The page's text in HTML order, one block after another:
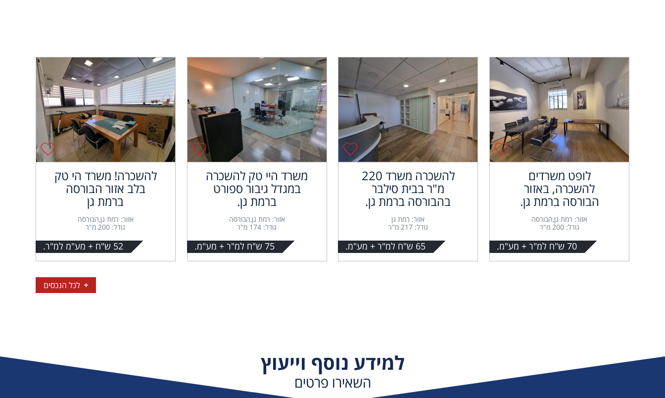
לופט משרדים
להשכרה, באזור
הבורסה ברמת גן.
אזור: רמת גן,הבורסה
גודל: 200 מ"ר
70 ש"ח למ"ר + מע"מ.
להשכרה משרד 220
מ"ר בבית סילבר
בהבורסה ברמת גן.
אזור: רמת גן
גודל: 217 מ"ר
65 ש"ח למ"ר + מע"מ.
משרד היי טק להשכרה
במגדל גיבור ספורט
ברמת גן.
אזור: רמת גן,הבורסה
גודל: 174 מ"ר
75 ש"ח למ"ר + מע"מ.
להשכרה! משרד הי טק
בלב אזור הבורסה
ברמת גן
אזור: רמת גן,הבורסה
גודל: 200 מ"ר
52 ש"ח + מע"מ למ"ר.
לכל הנכסים
למידע נוסף וייעוץ
השאירו פרטים